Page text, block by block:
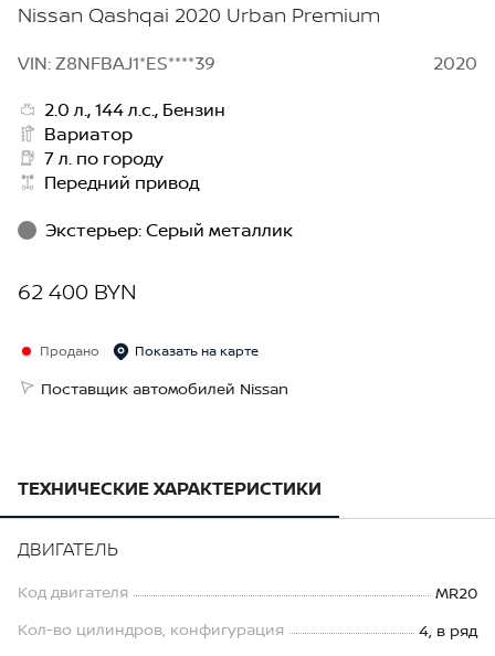
ТЕХНИЧЕСКИЕ ХАРАКТЕРИСТИКИ
ДВИГАТЕЛЬ
Код двигателя
MR20
Кол-во цилиндров, конфигурация
4, в ряд
Nissan Qashqai 2020 Urban Premium
VIN: Z8NFBAJ1*ES****39
2020
2.0 л., 144 л.с., Бензин
Вариатор
7 л. по городу
Передний привод
Экстерьер:Серый металлик
62 400 BYN
Продано Показать на карте
Поставщик автомобилей Nissan